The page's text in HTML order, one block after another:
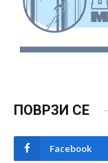
ПОВРЗИ СЕ
Facebook